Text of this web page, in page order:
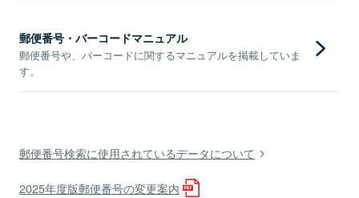
郵便番号・バーコードマニュアル
郵便番号や、バーコードに関するマニュアルを掲載していま
す。
郵便番号検索に使用されているデータについて
2025年度版郵便番号の変更案内